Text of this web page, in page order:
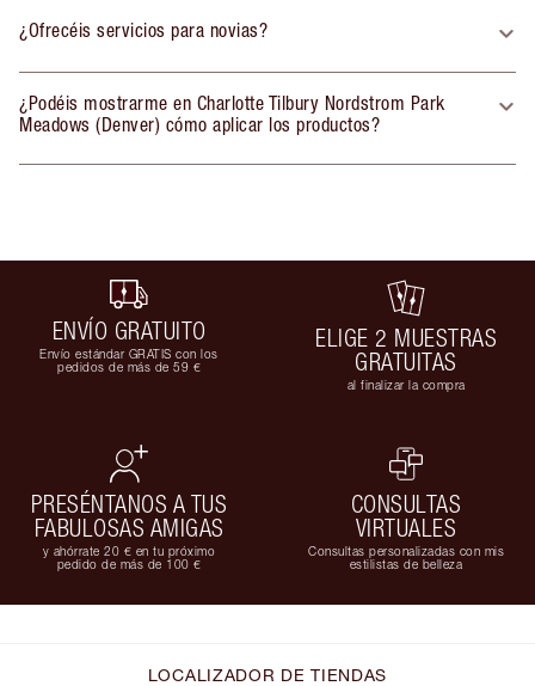
¿Ofrecéis servicios para novias?
¿Podéis mostrarme en Charlotte Tilbury Nordstrom Park
Meadows (Denver) cómo aplicar los productos?
ENVÍO GRATUITO
Envío estándar GRATIS con los
pedidos de más de 59 €
ELIGE 2 MUESTRAS
GRATUITAS
al finalizar la compra
PRESÉNTANOS A TUS
FABULOSAS AMIGAS
y ahórrate 20 € en tu próximo
pedido de más de 100 €
CONSULTAS
VIRTUALES
Consultas personalizadas con mis
estilistas de belleza
LOCALIZADOR DE TIENDAS